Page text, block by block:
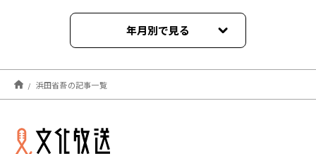
年月別で見る
2022年10月
2022年01月
浜田省吾の記事一覧